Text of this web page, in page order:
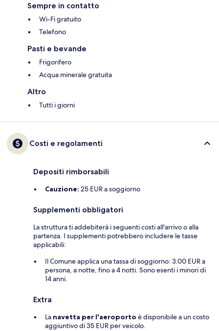
Sempre in contatto
Wi-Fi gratuito
Telefono
Pasti e bevande
Frigorifero
Acqua minerale gratuita
Altro
Tutti i giorni
Costi e regolamenti
Depositi rimborsabili
Cauzione: 25 EUR a soggiorno
Supplementi obbligatori
La struttura ti addebiterà i seguenti costi all'arrivo o alla
partenza. I supplementi potrebbero includere le tasse
applicabili:
Il Comune applica una tassa di soggiorno: 3.00 EUR a
persona, a notte, fino a 4 notti. Sono esenti i minori di
14 anni.
Extra
La navetta per l'aeroporto è disponibile a un costo
aggiuntivo di 35 EUR per veicolo.